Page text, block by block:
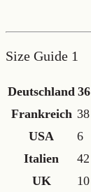
Size Guide 1
Deutschland 36
Frankreich 38
USA
6
Italien
42
UK
10